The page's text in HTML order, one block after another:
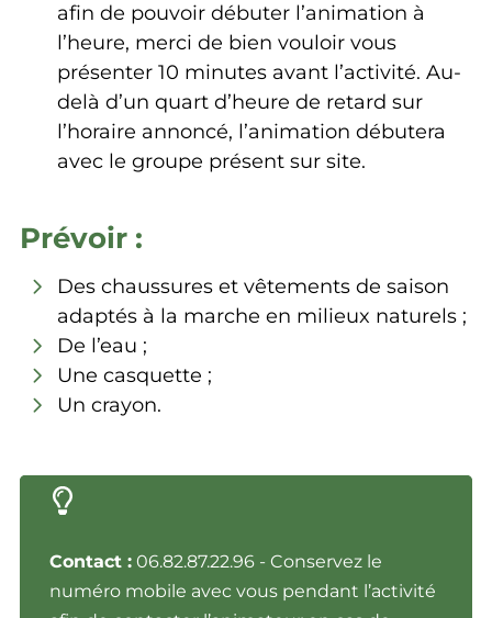
afin de pouvoir débuter l’animation à
l’heure, merci de bien vouloir vous
présenter 10 minutes avant l’activité. Au-
delà d’un quart d’heure de retard sur
l’horaire annoncé, l’animation débutera
avec le groupe présent sur site.
Prévoir :
Des chaussures et vêtements de saison
adaptés à la marche en milieux naturels ;
De l’eau ;
Une casquette ;
Un crayon.
Contact : 06.82.87.22.96 - Conservez le
numéro mobile avec vous pendant l’activité